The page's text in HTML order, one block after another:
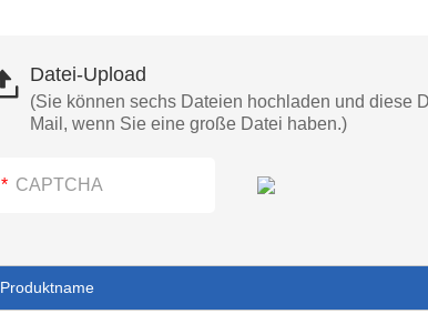
Datei-Upload
(Sie können sechs Dateien hochladen und diese
Mail, wenn Sie eine große Datei haben.)
Produktname